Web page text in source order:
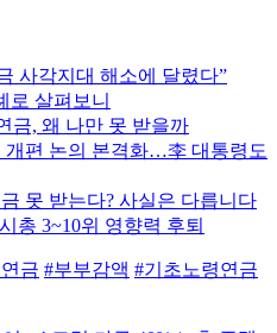
사각지대 해소에 달렸다”
로 살펴보니
금, 왜 나만 못 받을까
개편 논의 본격화…李 대통령도
못 받는다? 사실은 다릅니다
총 3~10위 영향력 후퇴
금 #부부감액 #기초노령연금